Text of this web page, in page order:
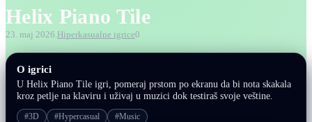
Helix Piano Tile
23. maj 2026.Hiperkasualne igrice0
O igrici
U Helix Piano Tile igri, pomeraj prstom po ekranu da bi nota skakala
kroz petlje na klaviru i uživaj u muzici dok testiraš svoje veštine.
#3D #Hypercasual #Music